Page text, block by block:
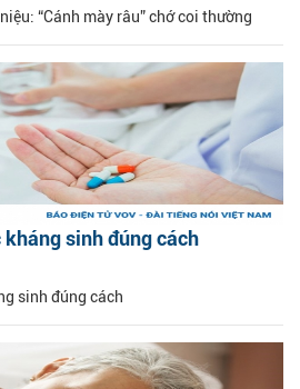
“Cánh mày râu” chớ coi thường
kháng sinh đúng cách
sinh đúng cách